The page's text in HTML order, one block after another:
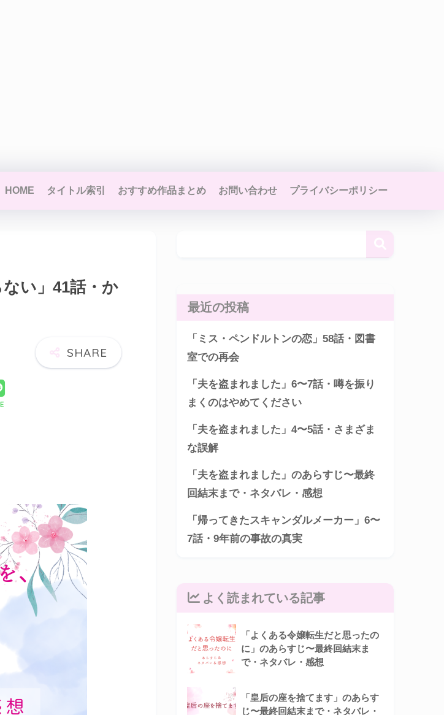
HOME タイトル索引 おすすめ作品まとめ お問い合わせ プライバシーポリシー
い」41話・か
最近の投稿
「ミス・ペンドルトンの恋」58話・図書
室での再会
「夫を盗まれました」6〜7話・噂を振り
まくのはやめてください
「夫を盗まれました」4〜5話・さまざま
な誤解
「夫を盗まれました」のあらすじ〜最終
回結末まで・ネタバレ・感想
「帰ってきたスキャンダルメーカー」6〜
7話・9年前の事故の真実
よく読まれている記事
「よくある令嬢転生だと思ったの
に」のあらすじ〜最終回結末ま
で・ネタバレ・感想
「皇后の座を捨てます」のあらす
じ〜最終回結末まで・ネタバレ・